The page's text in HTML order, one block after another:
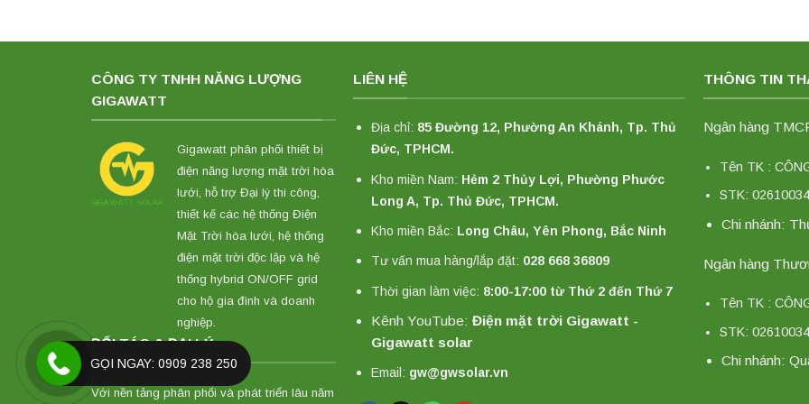
CÔNG TY TNHH NĂNG LƯỢNG
GIGAWATT
Gigawatt phân phối thiết bị
điện năng lượng mặt trời hòa
lưới, hỗ trợ Đại lý thi công,
thiết kế các hệ thống Điện
Mặt Trời hòa lưới, hệ thống
điện mặt trời độc lập và hệ
thống hybrid ON/OFF grid
cho hộ gia đình và doanh
nghiệp.
ĐỐI TÁC & ĐẠI LÝ
Với nền tảng phân phối và phát triển lâu năm
LIÊN HỆ
Địa chỉ: 85 Đường 12, Phường An Khánh, Tp. Thủ
Đức, TPHCM.
Kho miền Nam: Hẻm 2 Thủy Lợi, Phường Phước
Long A, Tp. Thủ Đức, TPHCM.
Kho miền Bắc: Long Châu, Yên Phong, Bắc Ninh
Tư vấn mua hàng/lắp đặt: 028 668 36809
Thời gian làm việc: 8:00-17:00 từ Thứ 2 đến Thứ 7
Kênh YouTube:Điện mặt trời Gigawatt -
Gigawatt solar
Email: gw@gwsolar.vn
THÔNG TIN
Ngân hàng
Tên TK :
STK:
Chi nhánh:
Ngân hàng
Tên TK :
STK:
Chi nhánh:
GỌI NGAY: 0909 238 250